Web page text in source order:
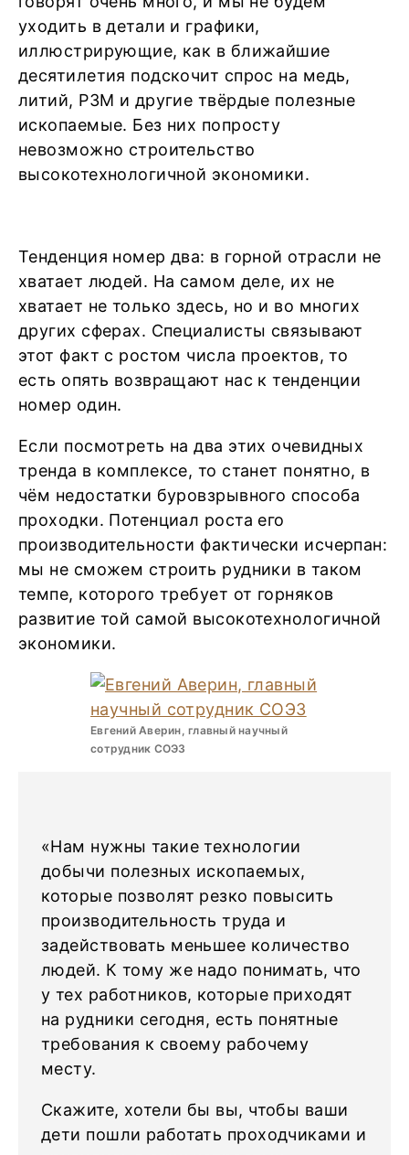
уходить в детали и графики,
иллюстрирующие, как в ближайшие
десятилетия подскочит спрос на медь,
литий, РЗМ и другие твёрдые полезные
ископаемые. Без них попросту
невозможно строительство
высокотехнологичной экономики.
Тенденция номер два: в горной отрасли не
хватает людей. На самом деле, их не
хватает не только здесь, но и во многих
других сферах. Специалисты связывают
этот факт с ростом числа проектов, то
есть опять возвращают нас к тенденции
номер один.
Если посмотреть на два этих очевидных
тренда в комплексе, то станет понятно, в
чём недостатки буровзрывного способа
проходки. Потенциал роста его
производительности фактически исчерпан:
мы не сможем строить рудники в таком
темпе, которого требует от горняков
развитие той самой высокотехнологичной
экономики.
Евгений Аверин, главный научный
сотрудник СОЭЗ
«Нам нужны такие технологии
добычи полезных ископаемых,
которые позволят резко повысить
производительность труда и
задействовать меньшее количество
людей. К тому же надо понимать, что
у тех работников, которые приходят
на рудники сегодня, есть понятные
требования к своему рабочему
месту.
Скажите, хотели бы вы, чтобы ваши
дети пошли работать проходчиками и